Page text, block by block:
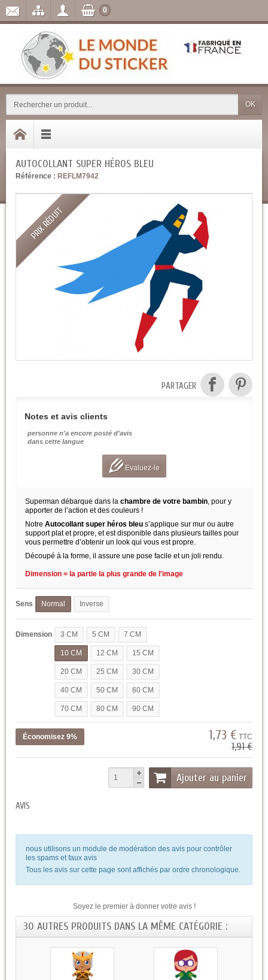
OK
0
AUTOCOLLANT SUPER HÉROS BLEU
Référence : REFLM7942
PRIX RÉDUIT
PARTAGER
Notes et avis clients
personne n'a encore posté d'avis
dans cette langue
Evaluez-le
Superman débarque dans la chambre de votre bambin, pour y
apporter de l’action et des couleurs !
Notre Autocollant super héros bleu s’applique sur mur ou autre
support plat et propre, et est disponible dans plusieurs tailles pour
vous permettre d’obtenir un look qui vous est propre.
Découpé à la forme, il assure une pose facile et un joli rendu.
Dimension = la partie la plus grande de l'image
Sens Normal Inverse
Dimension 3 CM 5 CM 7 CM
10 CM 12 CM 15 CM
20 CM 25 CM 30 CM
40 CM 50 CM 60 CM
70 CM 80 CM 90 CM
Économisez 9% 1,73 € TTC
1,91 €
Ajouter au panier
AVIS
nous utilisons un module de modération des avis pour contrôler
les spams et faux avis
Tous les avis sur cette page sont affichés par ordre chronologique.
Soyez le premier à donner votre avis !
30 AUTRES PRODUITS DANS LA MÊME CATÉGORIE :